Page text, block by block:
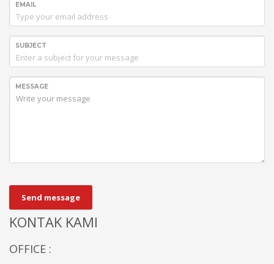
EMAIL
SUBJECT
MESSAGE
Send message
KONTAK KAMI
OFFICE :